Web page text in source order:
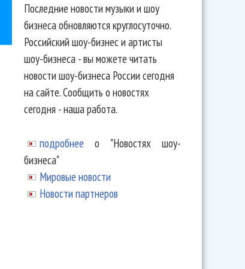
Последние новости музыки и шоу
бизнеса обновляются круглосуточно.
Российский шоу-бизнес и артисты
шоу-бизнеса - вы можете читать
новости шоу-бизнеса России сегодня
на сайте. Сообщить о новостях
сегодня - наша работа.
подробнее о "Новостях шоу-
бизнеса"
Мировые новости
Новости партнеров